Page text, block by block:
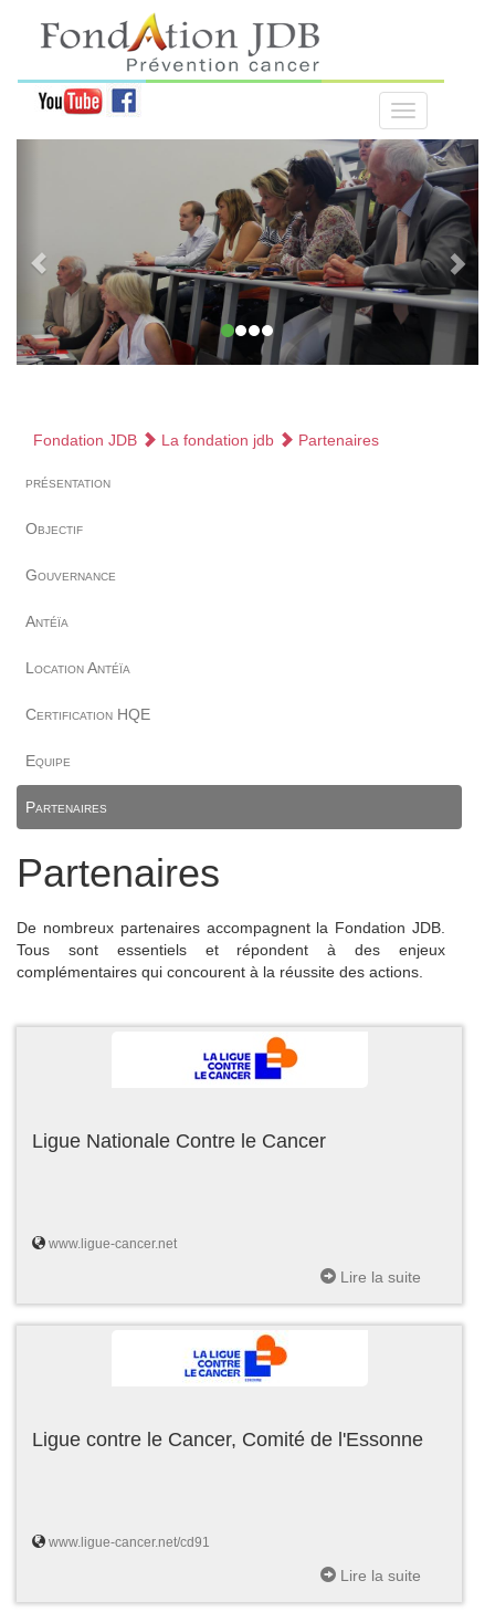
Fondation JDB La fondation jdb Partenaires
présentation
Objectif
Gouvernance
Antéïa
Location Antéïa
Certification HQE
Equipe
Partenaires
Partenaires
De nombreux partenaires accompagnent la Fondation JDB.
Tous sont essentiels et répondent à des enjeux
complémentaires qui concourent à la réussite des actions.
Ligue Nationale Contre le Cancer
www.ligue-cancer.net
Lire la suite
Ligue contre le Cancer, Comité de l'Essonne
www.ligue-cancer.net/cd91
Lire la suite